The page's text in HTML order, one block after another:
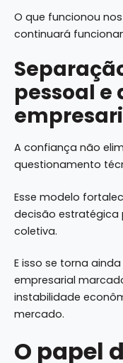
O que funcionou
continuará
pessoal e
A confiança não
questionamento
Esse modelo
decisão estratégica
coletiva.
E isso se torna
empresarial
instabilidade
mercado.
O papel